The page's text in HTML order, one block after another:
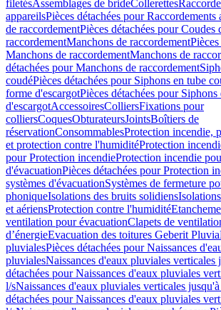
filetésAssemblages de brideCollerettes
appareilsPièces détachées pour Raccordements
de raccordementPièces détachées pour Coudes
raccordementManchons de raccordement
Manchons de raccordementManchons de
détachées pour Manchons de raccordement
coudéPièces détachées pour Siphons en tube
forme d'escargotPièces détachées pour
d'escargotAccessoiresColliersFixations pour
colliersCoquesObturateursJointsBoîtiers de
réservationConsommablesProtection incendie,
et protection contre l'humiditéProtection
pour Protection incendieProtection incendie
d'évacuationPièces détachées pour Protection
systèmes d'évacuationSystèmes de fermeture
phoniqueIsolations des bruits solidiens
et aériensProtection contre l'humidité
ventilation pour évacuationClapets de
d’énergieEvacuation des toitures Geberit Pluvia
pluvialesPièces détachées pour Naissances
pluvialesNaissances d'eaux pluviales verticales
détachées pour Naissances d'eaux pluviales
l/sNaissances d'eaux pluviales verticales
détachées pour Naissances d'eaux pluviales